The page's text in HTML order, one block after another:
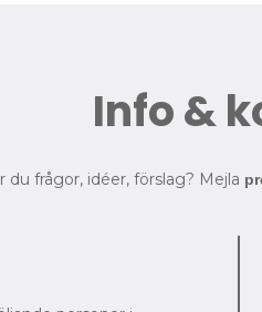
Info &
du frågor, idéer, förslag? Mejla